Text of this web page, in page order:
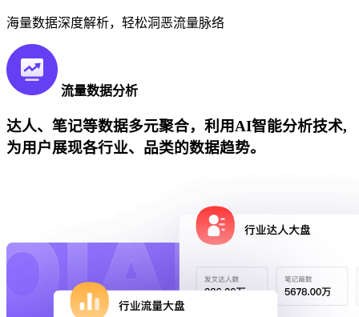
海量数据深度解析，轻松洞恶流量脉络
流量数据分析
达人、笔记等数据多元聚合，利用AI智能分析技术,
为用户展现各行业、品类的数据趋势。